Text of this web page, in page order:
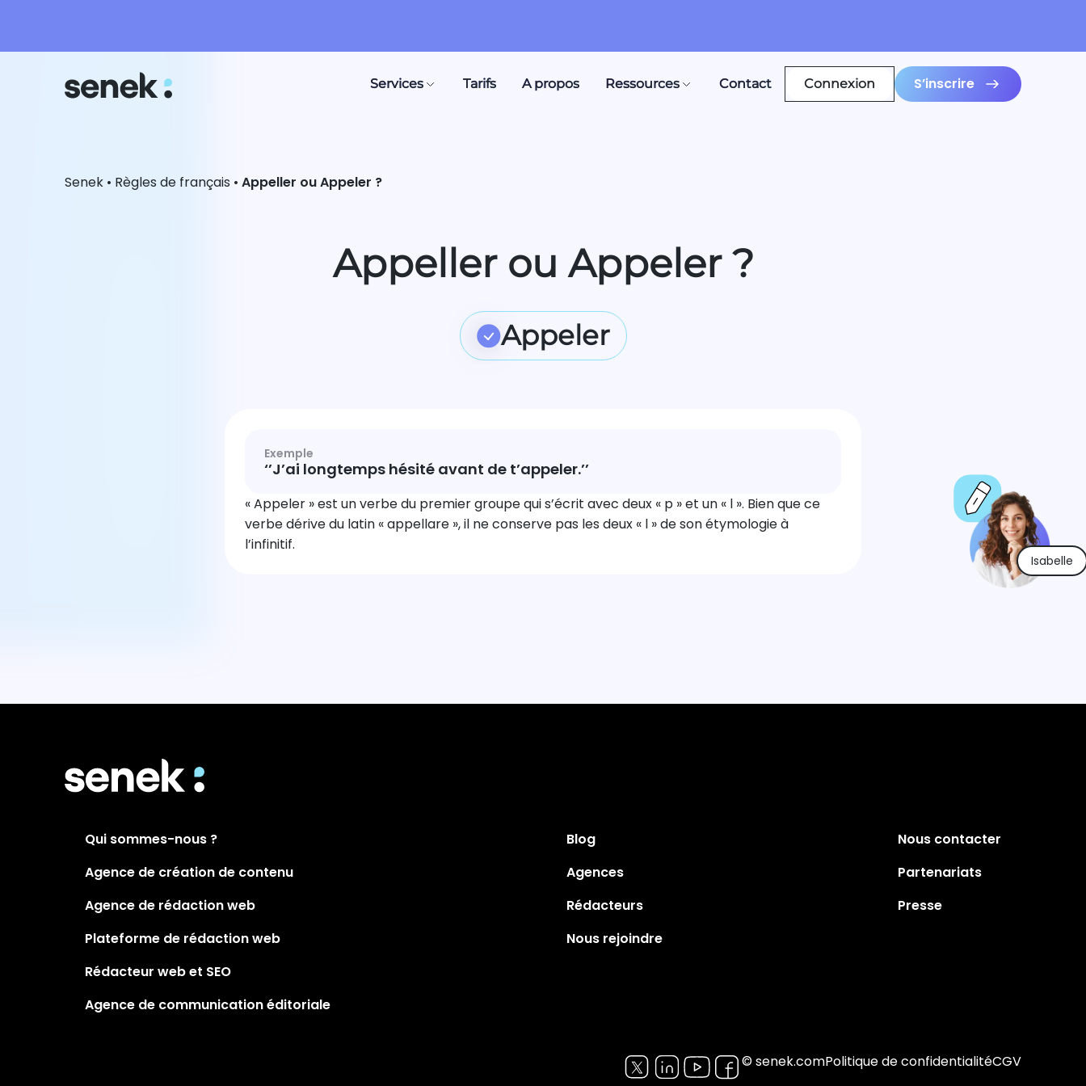
Services Tarifs A propos Ressources Contact Connexion S’inscrire
Senek • Règles de français • Appeller ou Appeler ?
Appeller ou Appeler ?
Appeler
Exemple
‘’J’ai longtemps hésité avant de t’appeler.’’
« Appeler » est un verbe du premier groupe qui s’écrit avec deux « p » et un « l ». Bien que ce
verbe dérive du latin « appellare », il ne conserve pas les deux « l » de son étymologie à
l’infinitif.
Isabelle
Qui sommes-nous ?
Agence de création de contenu
Agence de rédaction web
Plateforme de rédaction web
Rédacteur web et SEO
Agence de communication éditoriale
Blog
Agences
Rédacteurs
Nous rejoindre
Nous contacter
Partenariats
Presse
© senek.comPolitique de confidentialitéCGV